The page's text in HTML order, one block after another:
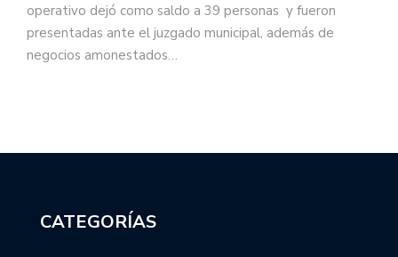
operativo dejó como saldo a 39 personas y fueron
presentadas ante el juzgado municipal, además de
negocios amonestados…
CATEGORÍAS